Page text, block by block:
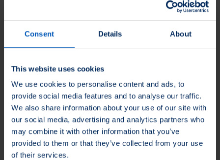
Consent Details About
This website uses cookies
We use cookies to personalise content and ads, to
provide social media features and to analyse our traffic.
We also share information about your use of our site with
our social media, advertising and analytics partners who
may combine it with other information that you’ve
provided to them or that they’ve collected from your use
of their services.
Raclage de pipeline
Les brosses Osborn sont utilisées pour les travaux de maintenance
et d'entretien des canalisations. Elles permettent d'éliminer paraffine
et les autres résidus dans les canalisations en fonctionnement. Les